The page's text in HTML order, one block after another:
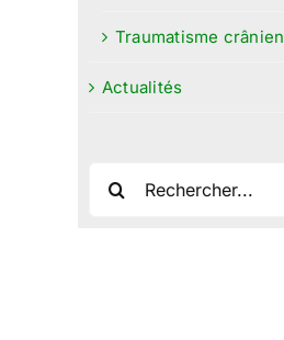
Traumatisme crânien
Actualités